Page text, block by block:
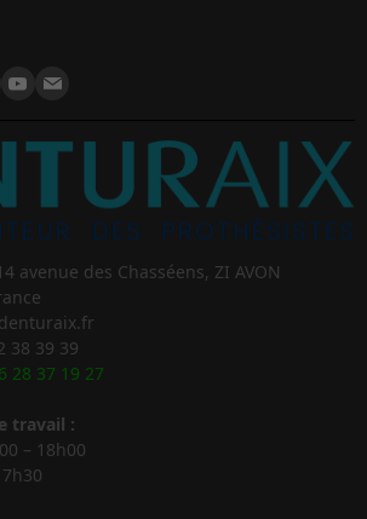
avenue des Chasséens, ZI AVON
38 39 39
28 37 19 27
travail :
– 18h00